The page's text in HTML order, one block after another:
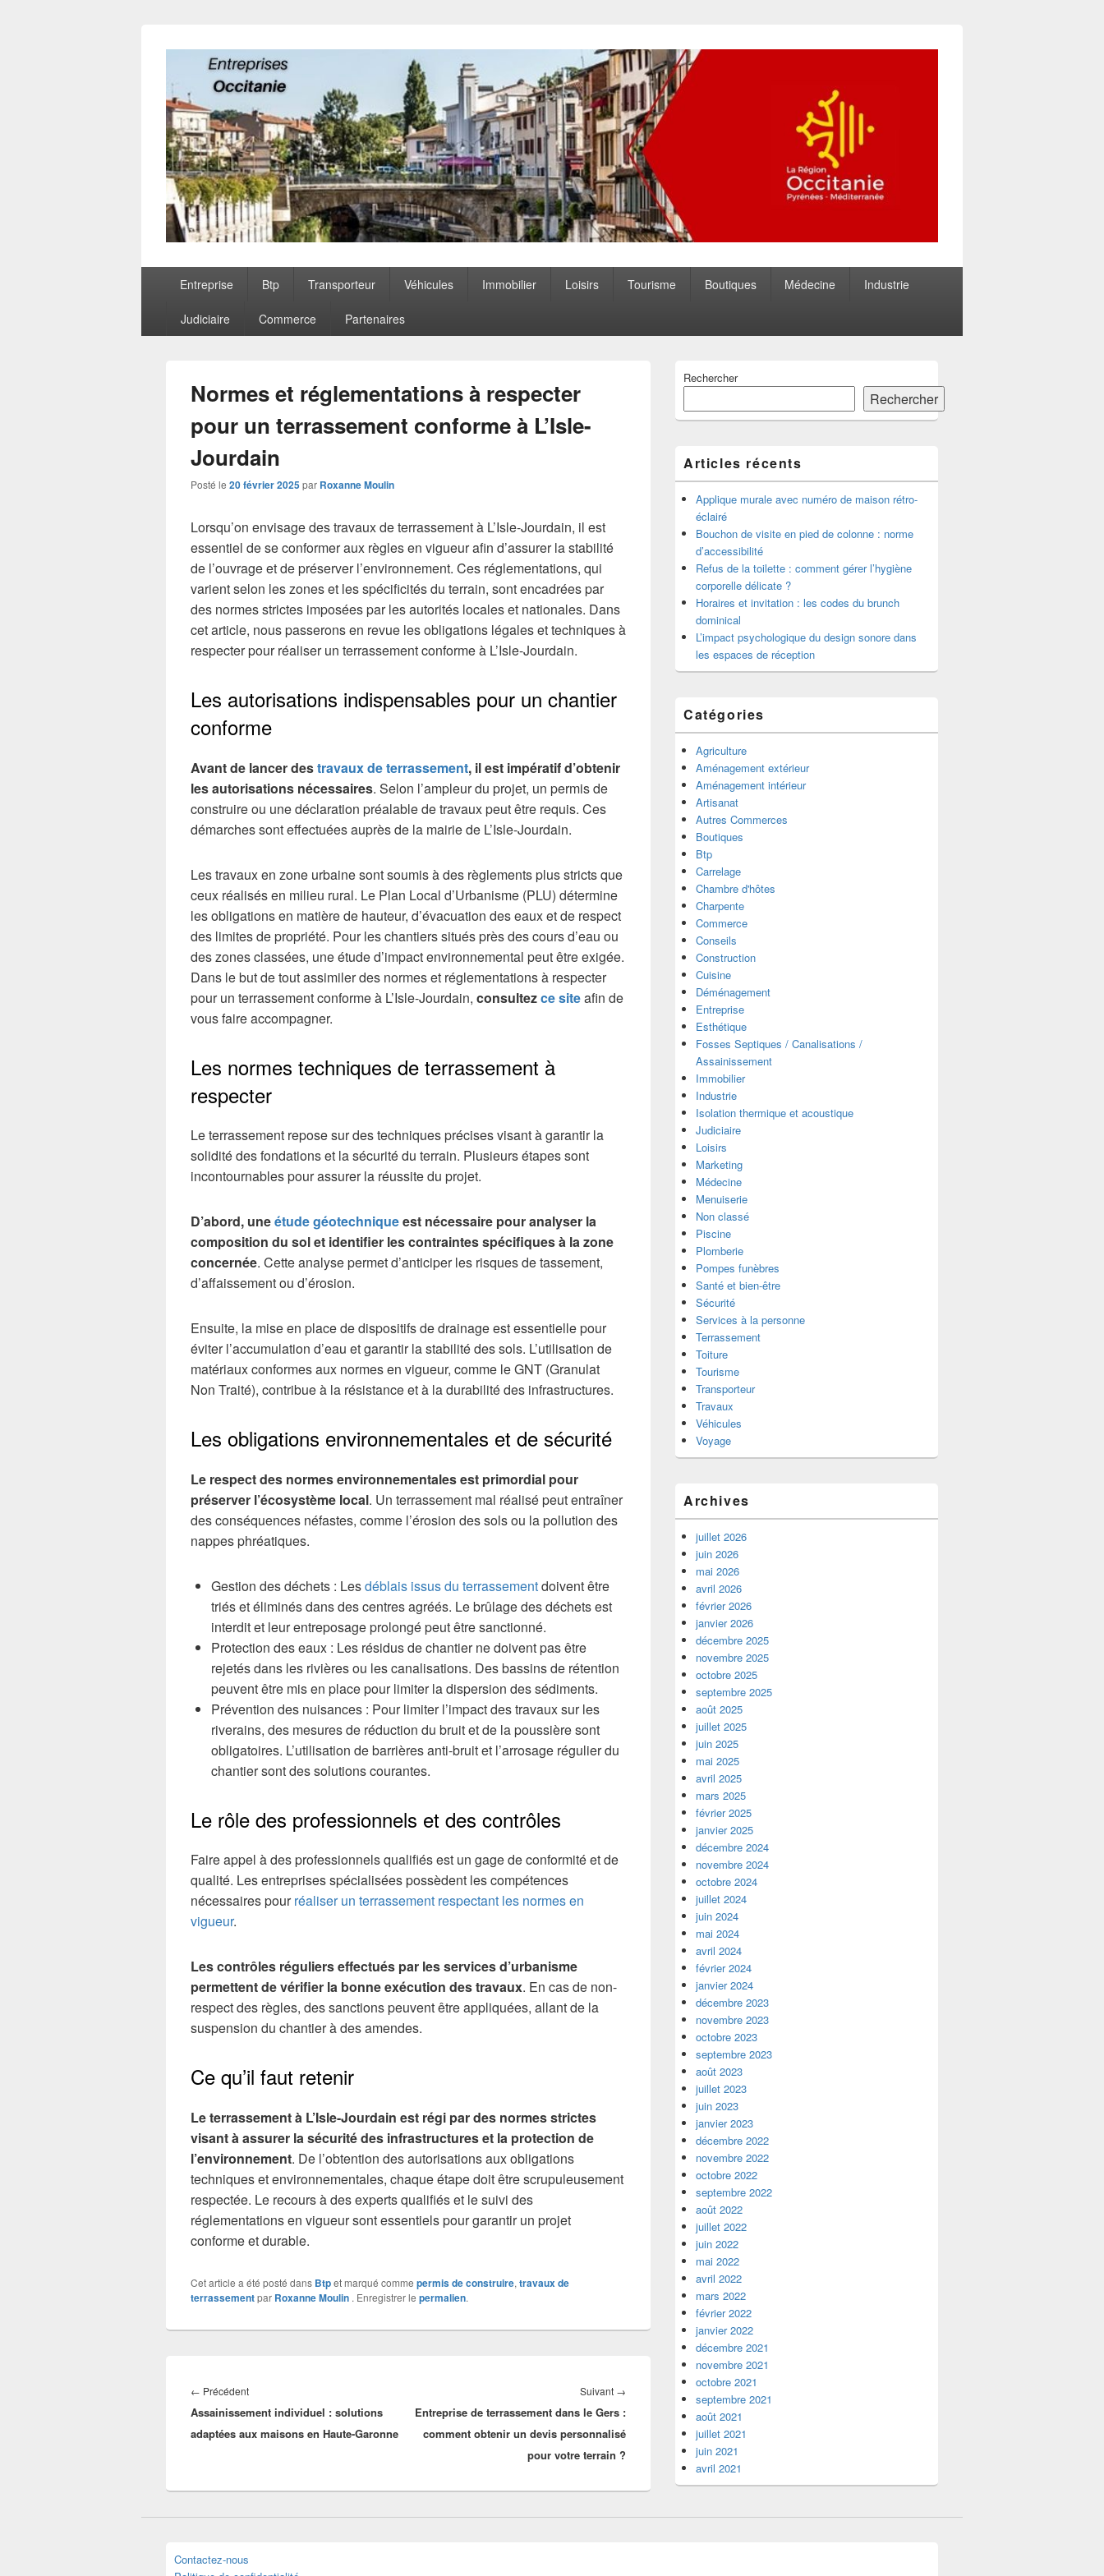
Entreprises Occitanie
principalEntreprise Btp Transporteur Véhicules Immobilier Loisirs Tourisme Boutiques Médecine Industrie
Judiciaire Commerce Partenaires
Normes et réglementations à respecter
pour un terrassement conforme à L’Isle-
Jourdain
Posté le 20 février 2025par Roxanne Moulin
Lorsqu’on envisage des travaux de terrassement à L’Isle-Jourdain, il est
essentiel de se conformer aux règles en vigueur afin d’assurer la stabilité
de l’ouvrage et de préserver l’environnement. Ces réglementations, qui
varient selon les zones et les spécificités du terrain, sont encadrées par
des normes strictes imposées par les autorités locales et nationales. Dans
cet article, nous passerons en revue les obligations légales et techniques à
respecter pour réaliser un terrassement conforme à L’Isle-Jourdain.
Les autorisations indispensables pour un chantier
conforme
Avant de lancer destravaux de terrassement, il est impératif d’obtenir
les autorisations nécessaires. Selon l’ampleur du projet, un permis de
construire ou une déclaration préalable de travaux peut être requis. Ces
démarches sont effectuées auprès de la mairie de L’Isle-Jourdain.
Les travaux en zone urbaine sont soumis à des règlements plus stricts que
ceux réalisés en milieu rural. Le Plan Local d’Urbanisme (PLU) détermine
les obligations en matière de hauteur, d’évacuation des eaux et de respect
des limites de propriété. Pour les chantiers situés près des cours d’eau ou
des zones classées, une étude d’impact environnemental peut être exigée.
Dans le but de tout assimiler des normes et réglementations à respecter
pour un terrassement conforme à L’Isle-Jourdain, consultezce siteafin de
vous faire accompagner.
Les normes techniques de terrassement à
respecter
Le terrassement repose sur des techniques précises visant à garantir la
solidité des fondations et la sécurité du terrain. Plusieurs étapes sont
incontournables pour assurer la réussite du projet.
D’abord, uneétude géotechniqueest nécessaire pour analyser la
composition du sol et identifier les contraintes spécifiques à la zone
concernée. Cette analyse permet d’anticiper les risques de tassement,
d’affaissement ou d’érosion.
Ensuite, la mise en place de dispositifs de drainage est essentielle pour
éviter l’accumulation d’eau et garantir la stabilité des sols. L’utilisation de
matériaux conformes aux normes en vigueur, comme le GNT (Granulat
Non Traité), contribue à la résistance et à la durabilité des infrastructures.
Les obligations environnementales et de sécurité
Le respect des normes environnementales est primordial pour
préserver l’écosystème local. Un terrassement mal réalisé peut entraîner
des conséquences néfastes, comme l’érosion des sols ou la pollution des
nappes phréatiques.
Gestion des déchets : Lesdéblais issus du terrassementdoivent être
triés et éliminés dans des centres agréés. Le brûlage des déchets est
interdit et leur entreposage prolongé peut être sanctionné.
Protection des eaux : Les résidus de chantier ne doivent pas être
rejetés dans les rivières ou les canalisations. Des bassins de rétention
peuvent être mis en place pour limiter la dispersion des sédiments.
Prévention des nuisances : Pour limiter l’impact des travaux sur les
riverains, des mesures de réduction du bruit et de la poussière sont
obligatoires. L’utilisation de barrières anti-bruit et l’arrosage régulier du
chantier sont des solutions courantes.
Le rôle des professionnels et des contrôles
Faire appel à des professionnels qualifiés est un gage de conformité et de
qualité. Les entreprises spécialisées possèdent les compétences
nécessaires pourréaliser un terrassement respectant les normes en
vigueur.
Les contrôles réguliers effectués par les services d’urbanisme
permettent de vérifier la bonne exécution des travaux. En cas de non-
respect des règles, des sanctions peuvent être appliquées, allant de la
suspension du chantier à des amendes.
Ce qu’il faut retenir
Le terrassement à L’Isle-Jourdain est régi par des normes strictes
visant à assurer la sécurité des infrastructures et la protection de
l’environnement. De l’obtention des autorisations aux obligations
techniques et environnementales, chaque étape doit être scrupuleusement
respectée. Le recours à des experts qualifiés et le suivi des
réglementations en vigueur sont essentiels pour garantir un projet
conforme et durable.
Cet article a été posté dans Btpet marqué comme permis de construire, travaux de
terrassementpar Roxanne Moulin . Enregistrer le permalien.
de
l’article
← PrécédentArticle
précédent :
Assainissement individuel : solutions
adaptées aux maisons en Haute-Garonne
Suivant →
suivant :
Entreprise de terrassement dans le Gers :
comment obtenir un devis personnalisé
pour votre terrain ?
principale
widget
pour
barre
latérale
Rechercher
Rechercher
Articles récents
Applique murale avec numéro de maison rétro-
éclairé
Bouchon de visite en pied de colonne : norme
d’accessibilité
Refus de la toilette : comment gérer l’hygiène
corporelle délicate ?
Horaires et invitation : les codes du brunch
dominical
L’impact psychologique du design sonore dans
les espaces de réception
Catégories
Agriculture
Aménagement extérieur
Aménagement intérieur
Artisanat
Autres Commerces
Boutiques
Btp
Carrelage
Chambre d'hôtes
Charpente
Commerce
Conseils
Construction
Cuisine
Déménagement
Entreprise
Esthétique
Fosses Septiques / Canalisations /
Assainissement
Immobilier
Industrie
Isolation thermique et acoustique
Judiciaire
Loisirs
Marketing
Médecine
Menuiserie
Non classé
Piscine
Plomberie
Pompes funèbres
Santé et bien-être
Sécurité
Services à la personne
Terrassement
Toiture
Tourisme
Transporteur
Travaux
Véhicules
Voyage
Archives
juillet 2026
juin 2026
mai 2026
avril 2026
février 2026
janvier 2026
décembre 2025
novembre 2025
octobre 2025
septembre 2025
août 2025
juillet 2025
juin 2025
mai 2025
avril 2025
mars 2025
février 2025
janvier 2025
décembre 2024
novembre 2024
octobre 2024
juillet 2024
juin 2024
mai 2024
avril 2024
février 2024
janvier 2024
décembre 2023
novembre 2023
octobre 2023
septembre 2023
août 2023
juillet 2023
juin 2023
janvier 2023
décembre 2022
novembre 2022
octobre 2022
septembre 2022
août 2022
juillet 2022
juin 2022
mai 2022
avril 2022
mars 2022
février 2022
janvier 2022
décembre 2021
novembre 2021
octobre 2021
septembre 2021
août 2021
juillet 2021
juin 2021
avril 2021
Contactez-nous